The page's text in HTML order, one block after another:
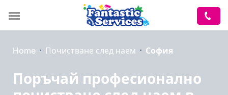
Home Почистване след наем София
Поръчай професионално